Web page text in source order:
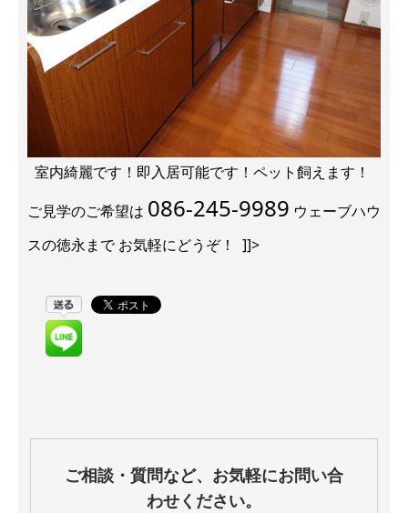
室内綺麗です！即入居可能です！ペット飼えます！
ご見学のご希望は 086-245-9989 ウェーブハウ
スの徳永まで お気軽にどうぞ！ ]]>
ご相談・質問など、お気軽にお問い合
わせください。